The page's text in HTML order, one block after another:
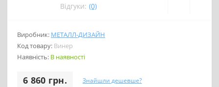
Відгуки: (0)
Виробник: МЕТАЛЛ-ДИЗАЙН
Код товару: Винер
Наявність: В наявності
6 860 грн. Знайшли дешевше?